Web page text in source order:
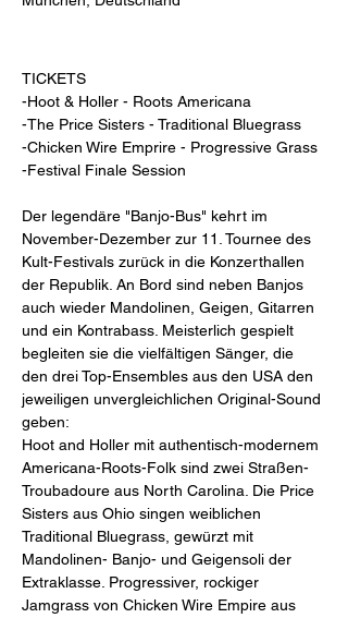
TICKETS
-Hoot & Holler - Roots Americana
-The Price Sisters - Traditional Bluegrass
-Chicken Wire Emprire - Progressive Grass
Der legendäre "Banjo-Bus" kehrt im
November-Dezember zur 11. Tournee des
Kult-Festivals zurück in die Konzerthallen
der Republik. An Bord sind neben Banjos
auch wieder Mandolinen, Geigen, Gitarren
und ein Kontrabass. Meisterlich gespielt
begleiten sie die vielfältigen Sänger, die
den drei Top-Ensembles aus den USA den
jeweiligen unvergleichlichen Original-Sound
geben:
Hoot and Holler mit authentisch-modernem
Americana-Roots-Folk sind zwei Straßen-
Troubadoure aus North Carolina. Die Price
Sisters aus Ohio singen weiblichen
Traditional Bluegrass, gewürzt mit
Mandolinen- Banjo- und Geigensoli der
Extraklasse. Progressiver, rockiger
Jamgrass von Chicken Wire Empire aus